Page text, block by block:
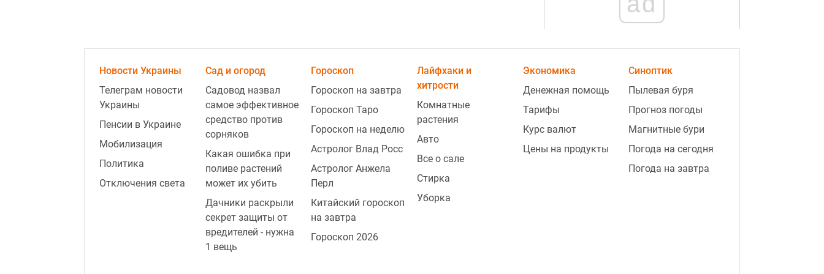
заменит занавеску и стеклянные
Новости Украины
Телеграм новости
Украины
Пенсии в Украине
Мобилизация
Политика
Отключения света
Сад и огород
Садовод назвал
самое эффективное
средство против
сорняков
Какая ошибка при
поливе растений
может их убить
Дачники раскрыли
секрет защиты от
вредителей - нужна
1 вещь
Гороскоп
Гороскоп на завтра
Гороскоп Таро
Гороскоп на неделю
Астролог Влад Росс
Астролог Анжела
Перл
Китайский гороскоп
на завтра
Гороскоп 2026
Лайфхаки и
хитрости
Комнатные
растения
Авто
Все о сале
Стирка
Уборка
Экономика
Денежная помощь
Тарифы
Курс валют
Цены на продукты
Синоптик
Пылевая буря
Прогноз погоды
Магнитные бури
Погода на сегодня
Погода на завтра